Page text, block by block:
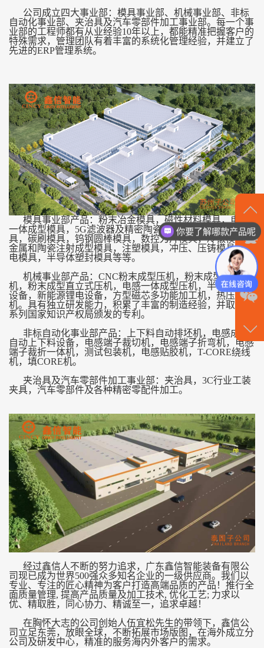
公司成立四大事业部：模具事业部、机械事业部、非标
自动化事业部、夹治具及汽车零部件加工事业部。每一个事
业部的工程师都有从业经验10年以上，都能精准把握客户的
特殊需求，管理团队有着丰富的系统化管理经验，并建立了
先进的ERP管理系统。
模具事业部产品：粉末冶金模具，磁性材料模具，电感
一体成型模具，5G滤波器及精密陶瓷干压模具，药业模
具，碳刷模具，钨钢圆棒模具，数控刀片模具，冷镦模具，
金属和陶瓷注射成型模具，注塑模具，冲压、压铸模具，锂
电模具，半导体塑封模具等等。
机械事业部产品：CNC粉末成型压机，粉末成型旋转压
机，粉末成型直立式压机，电感一体成型压机，半导体塑封
设备，新能源锂电设备，方型磁芯多功能加工机，热压成型
机。具有独立研发能力，积累了丰富的制造经验，并取得一
系列国家知识产权局颁发的专利。
非标自动化事业部产品：上下料自动排坯机，电感成型
自动上下料设备，电感端子裁切机，电感端子折弯机，电感
端子裁折一体机，测试包装机，电感贴胶机，T-CORE绕线
机，填CORE机。
夹治具及汽车零部件加工事业部：夹治具，3C行业工装
夹具，汽车零部件及各种精密零配件加工。
经过鑫信人不断的努力追求，广东鑫信智能装备有限公
司现已成为世界500强众多知名企业的一级供应商。我们以
专业、专注的匠心精神为客户打造高端品质的产品！推行全
面质量管理, 提高产品质量及加工技术, 优化工艺; 力求以
优、精取胜，同心协力、精诚至一，追求卓越！
在胸怀大志的公司创始人伍宜松先生的带领下，鑫信公
司立足东莞，放眼全球，不断拓展市场版图，在海外成立分
公司及研发中心，精准的服务海内外客户的需求。
在
线
沟
通
点
我
咨
询
热
线
+86-
888
你要了解哪款产品呢